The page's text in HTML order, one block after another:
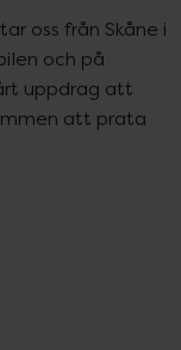
oss från Skåne i
och på
uppdrag att
att prata